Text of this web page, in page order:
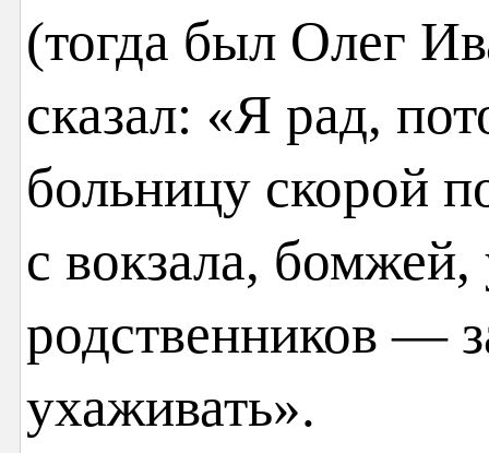
(тогда был Олег
сказал: «Я рад,
больницу скорой
с вокзала, бомжей,
родственников —
ухаживать».